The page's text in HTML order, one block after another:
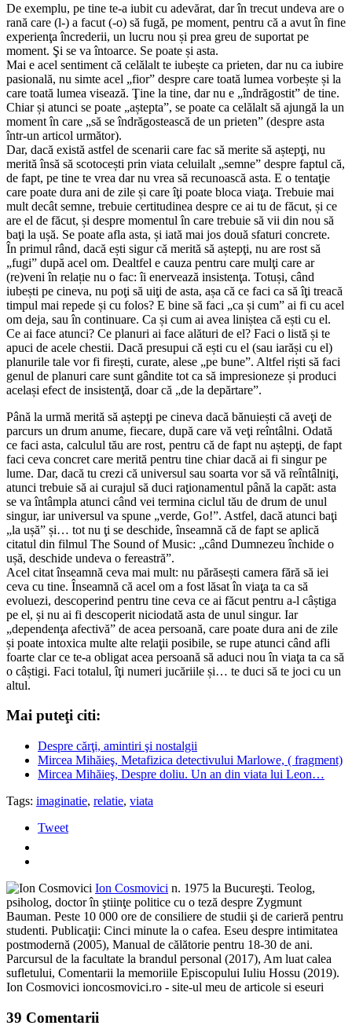
De exemplu, pe tine te-a iubit cu adevărat, dar în trecut undeva are o
rană care (l-) a facut (-o) să fugă, pe moment, pentru că a avut în fine
experienţa încrederii, un lucru nou și prea greu de suportat pe
moment. Şi se va întoarce. Se poate și asta.
Mai e acel sentiment că celălalt te iubește ca prieten, dar nu ca iubire
pasională, nu simte acel „fior” despre care toată lumea vorbește și la
care toată lumea visează. Ţine la tine, dar nu e „îndrăgostit” de tine.
Chiar și atunci se poate „aștepta”, se poate ca celălalt să ajungă la un
moment în care „să se îndrăgostească de un prieten” (despre asta
într-un articol următor).
Dar, dacă există astfel de scenarii care fac să merite să aștepţi, nu
merită însă să scotocești prin viata celuilalt „semne” despre faptul că,
de fapt, pe tine te vrea dar nu vrea să recunoască asta. E o tentaţie
care poate dura ani de zile și care îţi poate bloca viaţa. Trebuie mai
mult decât semne, trebuie certitudinea despre ce ai tu de făcut, și ce
are el de făcut, și despre momentul în care trebuie să vii din nou să
baţi la ușă. Se poate afla asta, și iată mai jos două sfaturi concrete.
În primul rând, dacă ești sigur că merită să aștepţi, nu are rost să
„fugi” după acel om. Dealtfel e cauza pentru care mulţi care ar
(re)veni în relație nu o fac: îi enervează insistenţa. Totuși, când
iubești pe cineva, nu poţi să uiţi de asta, așa că ce faci ca să îţi treacă
timpul mai repede și cu folos? E bine să faci „ca și cum” ai fi cu acel
om deja, sau în continuare. Ca și cum ai avea liniștea că ești cu el.
Ce ai face atunci? Ce planuri ai face alături de el? Faci o listă și te
apuci de acele chestii. Dacă presupui că ești cu el (sau iarăși cu el)
planurile tale vor fi firești, curate, alese „pe bune”. Altfel riști să faci
genul de planuri care sunt gândite tot ca să impresioneze și produci
același efect de insistenţă, doar că „de la depărtare”.
Până la urmă merită să aștepţi pe cineva dacă bănuiești că aveţi de
parcurs un drum anume, fiecare, după care vă veţi reîntâlni. Odată
ce faci asta, calculul tău are rost, pentru că de fapt nu aștepţi, de fapt
faci ceva concret care merită pentru tine chiar dacă ai fi singur pe
lume. Dar, dacă tu crezi că universul sau soarta vor să vă reîntâlniţi,
atunci trebuie să ai curajul să duci raţionamentul până la capăt: asta
se va întâmpla atunci când vei termina ciclul tău de drum de unul
singur, iar universul va spune „verde, Go!”. Astfel, dacă atunci baţi
„la ușă” și… tot nu ţi se deschide, înseamnă că de fapt se aplică
citatul din filmul The Sound of Music: „când Dumnezeu închide o
ușă, deschide undeva o fereastră”.
Acel citat înseamnă ceva mai mult: nu părăsești camera fără să iei
ceva cu tine. Înseamnă că acel om a fost lăsat în viaţa ta ca să
evoluezi, descoperind pentru tine ceva ce ai făcut pentru a-l câștiga
pe el, și nu ai fi descoperit niciodată asta de unul singur. Iar
„dependenţa afectivă” de acea persoană, care poate dura ani de zile
și poate intoxica multe alte relaţii posibile, se rupe atunci când afli
foarte clar ce te-a obligat acea persoană să aduci nou în viaţa ta ca să
o câștigi. Faci totalul, îţi numeri jucăriile și… te duci să te joci cu un
altul.
Mai puteţi citi:
Despre cărţi, amintiri şi nostalgii
Mircea Mihăieş, Metafizica detectivului Marlowe, ( fragment)
Mircea Mihăieş, Despre doliu. Un an din viata lui Leon…
Tags: imaginatie, relatie, viata
Tweet
Ion Cosmovici n. 1975 la Bucureşti. Teolog,
psiholog, doctor în ştiinţe politice cu o teză despre Zygmunt
Bauman. Peste 10 000 ore de consiliere de studii şi de carieră pentru
studenti. Publicaţii: Cinci minute la o cafea. Eseu despre intimitatea
postmodernă (2005), Manual de călătorie pentru 18-30 de ani.
Parcursul de la facultate la brandul personal (2017), Am luat calea
sufletului, Comentarii la memoriile Episcopului Iuliu Hossu (2019).
Ion Cosmovici ioncosmovici.ro - site-ul meu de articole si eseuri
39 Comentarii